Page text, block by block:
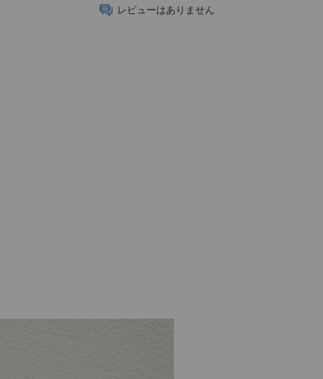
レビューはありません